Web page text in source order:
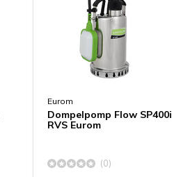
Eurom
Dompelpomp Flow SP400i
RVS Eurom
(0)